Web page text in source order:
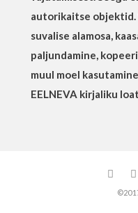
autorikaitse objektid.
suvalise alamosa,
paljundamine,
muul moel
EELNEVA kirjaliku